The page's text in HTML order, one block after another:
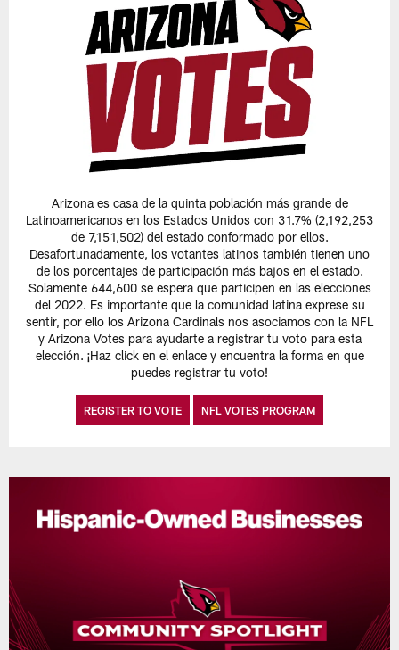
Arizona es casa de la quinta población más grande de
Latinoamericanos en los Estados Unidos con 31.7% (2,192,253
de 7,151,502) del estado conformado por ellos.
Desafortunadamente, los votantes latinos también tienen uno
de los porcentajes de participación más bajos en el estado.
Solamente 644,600 se espera que participen en las elecciones
del 2022. Es importante que la comunidad latina exprese su
sentir, por ello los Arizona Cardinals nos asociamos con la NFL
y Arizona Votes para ayudarte a registrar tu voto para esta
elección. ¡Haz click en el enlace y encuentra la forma en que
puedes registrar tu voto!
REGISTER TO VOTE NFL VOTES PROGRAM